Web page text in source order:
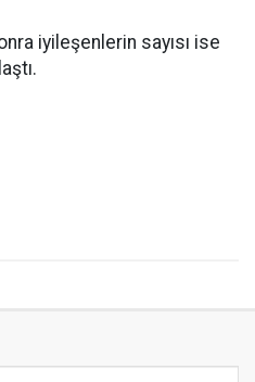
iyileşenlerin sayısı ise